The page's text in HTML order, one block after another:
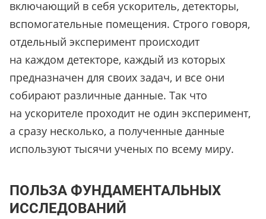
включающий в себя ускоритель, детекторы,
вспомогательные помещения. Строго говоря,
отдельный эксперимент происходит
на каждом детекторе, каждый из которых
предназначен для своих задач, и все они
собирают различные данные. Так что
на ускорителе проходит не один эксперимент,
а сразу несколько, а полученные данные
используют тысячи ученых по всему миру.
ПОЛЬЗА ФУНДАМЕНТАЛЬНЫХ
ИССЛЕДОВАНИЙ